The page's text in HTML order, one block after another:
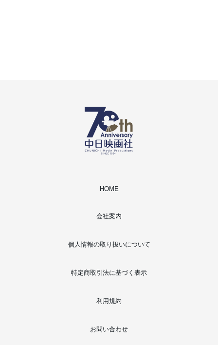
HOME
会社案内
個人情報の取り扱いについて
特定商取引法に基づく表示
利用規約
お問い合わせ